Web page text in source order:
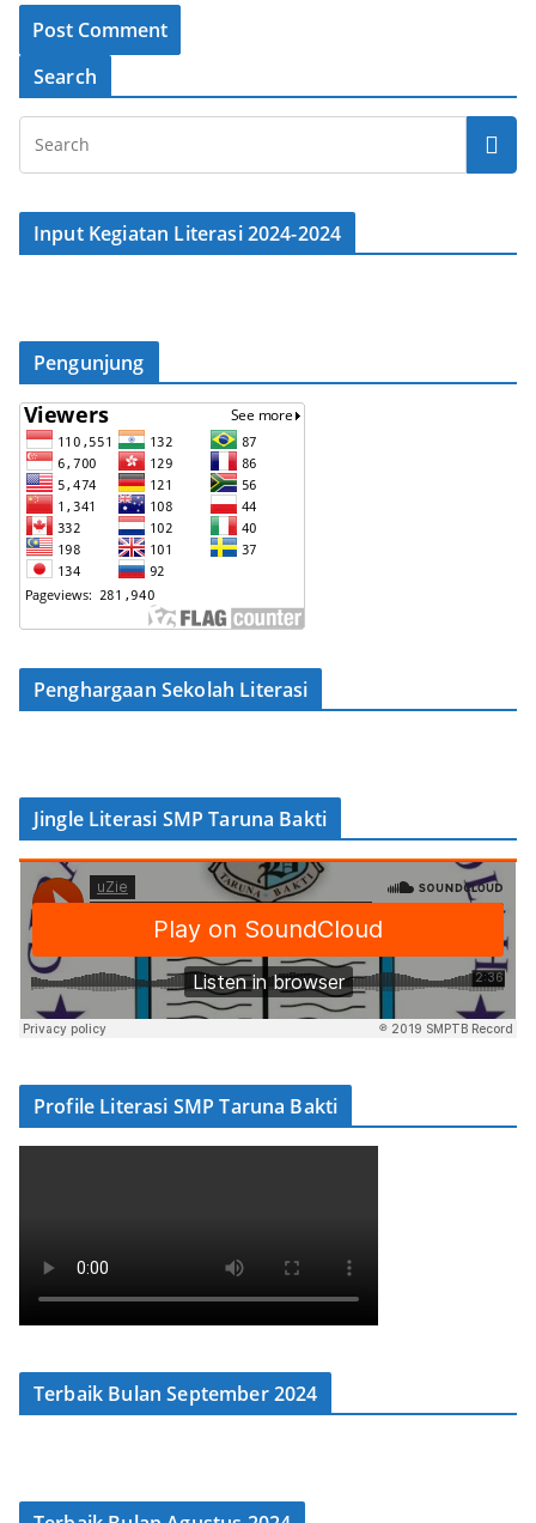
Search
Input Kegiatan Literasi 2024-2024
Pengunjung
Penghargaan Sekolah Literasi
Jingle Literasi SMP Taruna Bakti
Profile Literasi SMP Taruna Bakti
Terbaik Bulan September 2024